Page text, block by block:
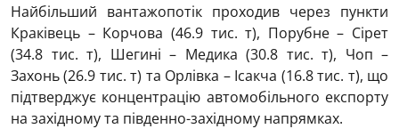
Найбільший вантажопотік проходив через пункти
Краківець – Корчова (46.9 тис. т), Порубне – Сірет
(34.8 тис. т), Шегині – Медика (30.8 тис. т), Чоп –
Захонь (26.9 тис. т) та Орлівка – Ісакча (16.8 тис. т), що
підтверджує концентрацію автомобільного експорту
на західному та південно-західному напрямках.